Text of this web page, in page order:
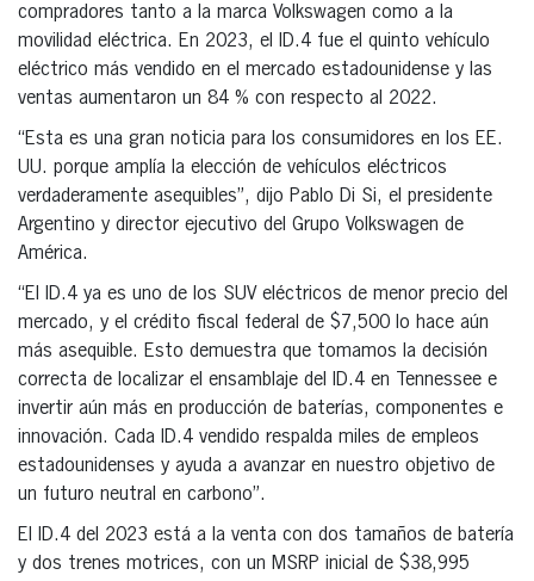
compradores tanto a la marca Volkswagen como a la
movilidad eléctrica. En 2023, el ID.4 fue el quinto vehículo
eléctrico más vendido en el mercado estadounidense y las
ventas aumentaron un 84 % con respecto al 2022.
“Esta es una gran noticia para los consumidores en los EE.
UU. porque amplía la elección de vehículos eléctricos
verdaderamente asequibles”, dijo Pablo Di Si, el presidente
Argentino y director ejecutivo del Grupo Volkswagen de
América.
“El ID.4 ya es uno de los SUV eléctricos de menor precio del
mercado, y el crédito fiscal federal de $7,500 lo hace aún
más asequible. Esto demuestra que tomamos la decisión
correcta de localizar el ensamblaje del ID.4 en Tennessee e
invertir aún más en producción de baterías, componentes e
innovación. Cada ID.4 vendido respalda miles de empleos
estadounidenses y ayuda a avanzar en nuestro objetivo de
un futuro neutral en carbono”.
El ID.4 del 2023 está a la venta con dos tamaños de batería
y dos trenes motrices, con un MSRP inicial de $38,995